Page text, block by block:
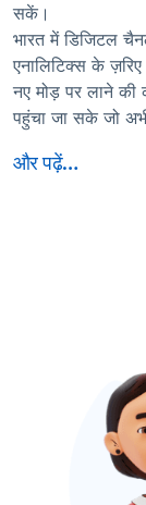
सकें।
भारत में डिजिटल
एनालिटिक्स के
नए मोड़ पर लाने की
पहुंचा जा सके जो